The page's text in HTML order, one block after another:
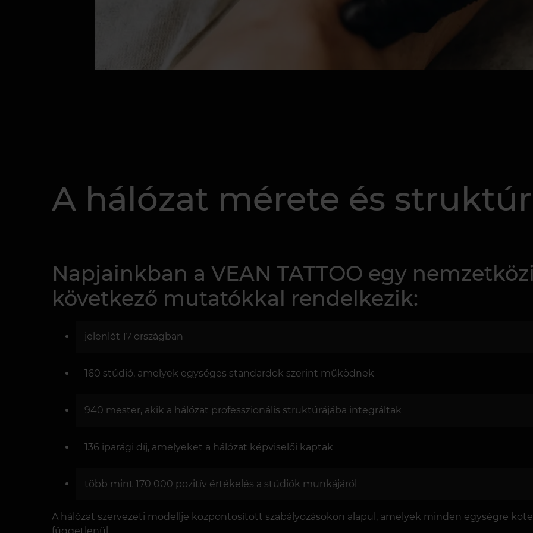
A hálózat mérete és
Napjainkban a VEAN TATTOO egy
következő mutatókkal rendelkezik:
jelenlét 17 országban
160 stúdió, amelyek egységes standardok szerint működnek
940 mester, akik a hálózat professzionális struktúrájába integráltak
136 iparági díj, amelyeket a hálózat képviselői kaptak
több mint 170 000 pozitív értékelés a stúdiók munkájáról
A hálózat szervezeti modellje központosított szabályozásokon alapul, amelyek minden egységre